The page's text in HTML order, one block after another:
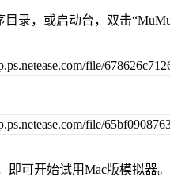
录，或启动台，双击
即可开始试用Mac版模拟器。